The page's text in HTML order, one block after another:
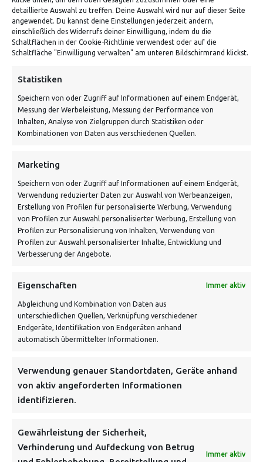
detaillierte Auswahl zu treffen. Deine Auswahl wird nur auf dieser Seite
angewendet. Du kannst deine Einstellungen jederzeit ändern,
einschließlich des Widerrufs deiner Einwilligung, indem du die
Schaltflächen in der Cookie-Richtlinie verwendest oder auf die
Schaltfläche "Einwilligung verwalten" am unteren Bildschirmrand klickst.
Statistiken
Speichern von oder Zugriff auf Informationen auf einem Endgerät,
Messung der Werbeleistung, Messung der Performance von
Inhalten, Analyse von Zielgruppen durch Statistiken oder
Kombinationen von Daten aus verschiedenen Quellen.
Marketing
Speichern von oder Zugriff auf Informationen auf einem Endgerät,
Verwendung reduzierter Daten zur Auswahl von Werbeanzeigen,
Erstellung von Profilen für personalisierte Werbung, Verwendung
von Profilen zur Auswahl personalisierter Werbung, Erstellung von
Profilen zur Personalisierung von Inhalten, Verwendung von
Profilen zur Auswahl personalisierter Inhalte, Entwicklung und
Verbesserung der Angebote.
Eigenschaften Immer aktiv
Abgleichung und Kombination von Daten aus
unterschiedlichen Quellen, Verknüpfung verschiedener
Endgeräte, Identifikation von Endgeräten anhand
automatisch übermittelter Informationen.
Verwendung genauer Standortdaten, Geräte anhand
von aktiv angeforderten Informationen
identifizieren.
Gewährleistung der Sicherheit,
Verhinderung und Aufdeckung von Betrug
Immer aktiv
ADRESSE
Von Tiling GmbH
Kontakt: Mo - Fr von 10:00 bis 18:00 Uhr
info@vontiling.de
VERSANDKOSTENHINWEIS:
NEWSLETTER
Danke, deine Registrierung war erfolgreich! Bitte prüfe
FOLGE UNS